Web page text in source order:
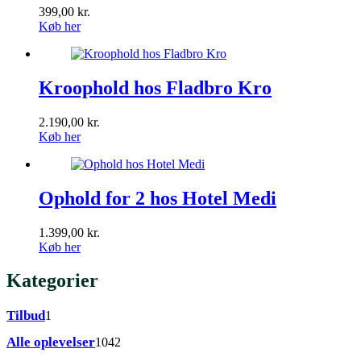
399,00 kr.
Køb her
Kroophold hos Fladbro Kro
2.190,00 kr.
Køb her
Ophold for 2 hos Hotel Medi
1.399,00 kr.
Køb her
Kategorier
Tilbud1
Alle oplevelser1042